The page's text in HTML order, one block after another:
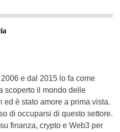
e dal 2015 lo fa come
scoperto il mondo delle
è stato amore a prima vista.
di occuparsi di questo settore.
finanza, crypto e Web3 per